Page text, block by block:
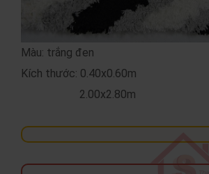
Màu: trắng đen
Kích thước: 0.40x0.60m
2.00x2.80m